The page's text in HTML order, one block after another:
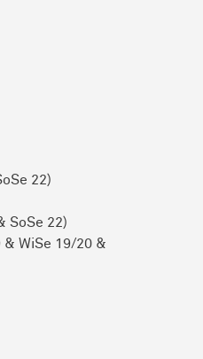
22)
SoSe 22)
WiSe 19/20 &